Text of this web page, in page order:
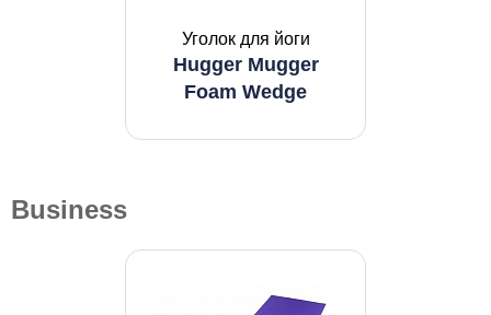
Уголок для йоги
Hugger Mugger
Foam Wedge
Business